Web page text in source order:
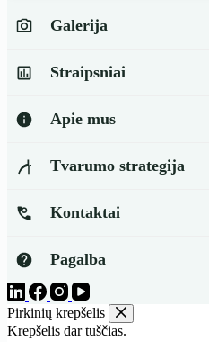
Galerija
Straipsniai
Apie mus
Tvarumo strategija
Kontaktai
Pagalba
Pirkinių krepšelis
Krepšelis dar tuščias.